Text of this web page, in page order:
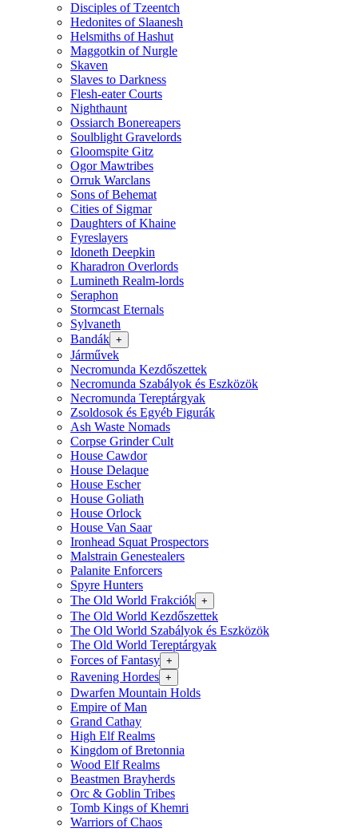
Disciples of Tzeentch
Hedonites of Slaanesh
Helsmiths of Hashut
Maggotkin of Nurgle
Skaven
Slaves to Darkness
Flesh-eater Courts
Nighthaunt
Ossiarch Bonereapers
Soulblight Gravelords
Gloomspite Gitz
Ogor Mawtribes
Orruk Warclans
Sons of Behemat
Cities of Sigmar
Daughters of Khaine
Fyreslayers
Idoneth Deepkin
Kharadron Overlords
Lumineth Realm-lords
Seraphon
Stormcast Eternals
Sylvaneth
Bandák +
Járművek
Necromunda Kezdőszettek
Necromunda Szabályok és Eszközök
Necromunda Tereptárgyak
Zsoldosok és Egyéb Figurák
Ash Waste Nomads
Corpse Grinder Cult
House Cawdor
House Delaque
House Escher
House Goliath
House Orlock
House Van Saar
Ironhead Squat Prospectors
Malstrain Genestealers
Palanite Enforcers
Spyre Hunters
The Old World Frakciók +
The Old World Kezdőszettek
The Old World Szabályok és Eszközök
The Old World Tereptárgyak
Forces of Fantasy +
Ravening Hordes +
Dwarfen Mountain Holds
Empire of Man
Grand Cathay
High Elf Realms
Kingdom of Bretonnia
Wood Elf Realms
Beastmen Brayherds
Orc & Goblin Tribes
Tomb Kings of Khemri
Warriors of Chaos